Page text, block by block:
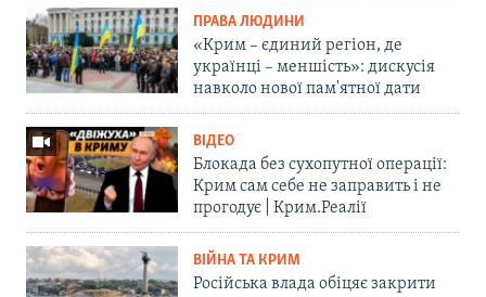
ПРАВА ЛЮДИНИ
«Крим – єдиний регіон, де
українці – меншість»: дискусія
навколо нової пам'ятної дати
ВІДЕО
Блокада без сухопутної операції:
Крим сам себе не заправить і не
прогодує | Крим.Реалії
ВІЙНА ТА КРИМ
Російська влада обіцяє закрити